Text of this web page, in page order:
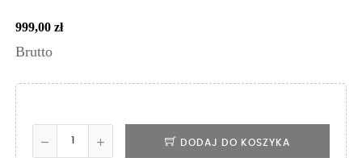
999,00 zł
Brutto
DODAJ DO KOSZYKA